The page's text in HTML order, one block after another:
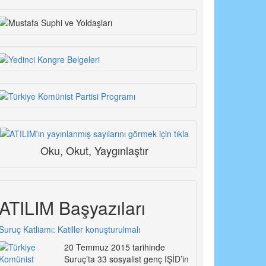
Oku, Okut, Yaygınlaştır
Başyazıları
Katliamı: Katiller konuşturulmalı
20 Temmuz 2015 tarihinde
Suruç’ta 33 sosyalist genç IŞİD’in